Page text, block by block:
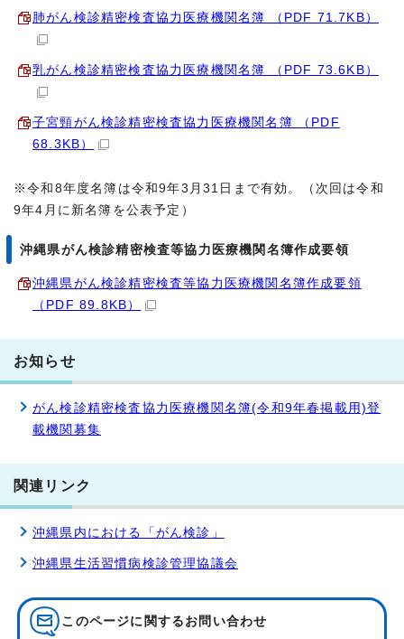
肺がん検診精密検査協力医療機関名簿 （PDF 71.7KB）
乳がん検診精密検査協力医療機関名簿 （PDF 73.6KB）
子宮頸がん検診精密検査協力医療機関名簿 （PDF
68.3KB）
※令和8年度名簿は令和9年3月31日まで有効。（次回は令和
9年4月に新名簿を公表予定）
沖縄県がん検診精密検査等協力医療機関名簿作成要領
沖縄県がん検診精密検査等協力医療機関名簿作成要領
（PDF 89.8KB）
お知らせ
がん検診精密検査協力医療機関名簿(令和9年春掲載用)登
載機関募集
関連リンク
沖縄県内における「がん検診」
沖縄県生活習慣病検診管理協議会
このページに関する お問い合わせ